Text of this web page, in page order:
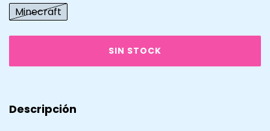
Minecraft
Descripción